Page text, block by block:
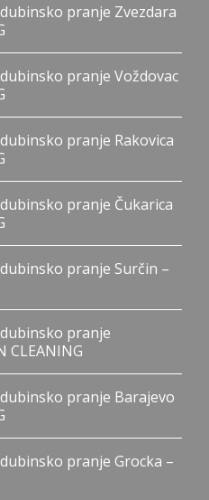
pranje Zvezdara
pranje Voždovac
pranje Rakovica
pranje Čukarica
pranje Surčin –
pranje
CLEANING
pranje Barajevo
pranje Grocka –